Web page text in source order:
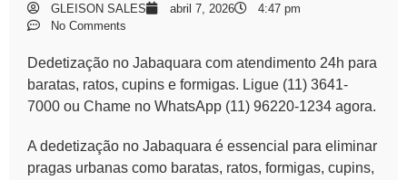
GLEISON SALES abril 7, 2026
4:47 pm
No Comments
Dedetização no Jabaquara com atendimento 24h para
baratas, ratos, cupins e formigas. Ligue (11) 3641-
7000 ou Chame no WhatsApp (11) 96220-1234 agora.
A dedetização no Jabaquara é essencial para eliminar
pragas urbanas como baratas, ratos, formigas, cupins,